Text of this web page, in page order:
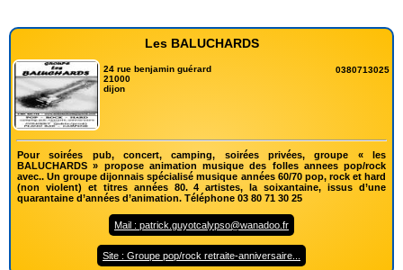
Les BALUCHARDS
24 rue benjamin guérard
21000
dijon
0380713025
Pour soirées pub, concert, camping, soirées privées, groupe « les
BALUCHARDS » propose animation musique des folles annees pop/rock
avec.. Un groupe dijonnais spécialisé musique années 60/70 pop, rock et hard
(non violent) et titres années 80. 4 artistes, la soixantaine, issus d’une
quarantaine d’années d’animation. Téléphone 03 80 71 30 25
Mail : patrick.guyotcalypso@wanadoo.fr
Site : Groupe pop/rock retraite-anniversaire...